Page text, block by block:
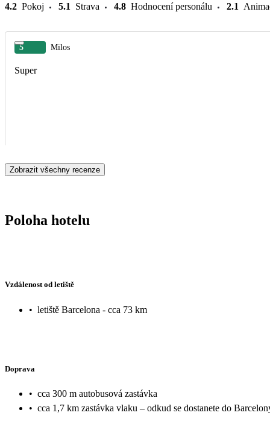
4.2 Pokoj 5.1 Strava 4.8 Hodnocení personálu 2.1
5 Milos
Super
Zobrazit všechny recenze
Poloha hotelu
Vzdálenost od letiště
• letiště Barcelona - cca 73 km
Doprava
• cca 300 m autobusová zastávka
• cca 1,7 km zastávka vlaku – odkud se dostanete do